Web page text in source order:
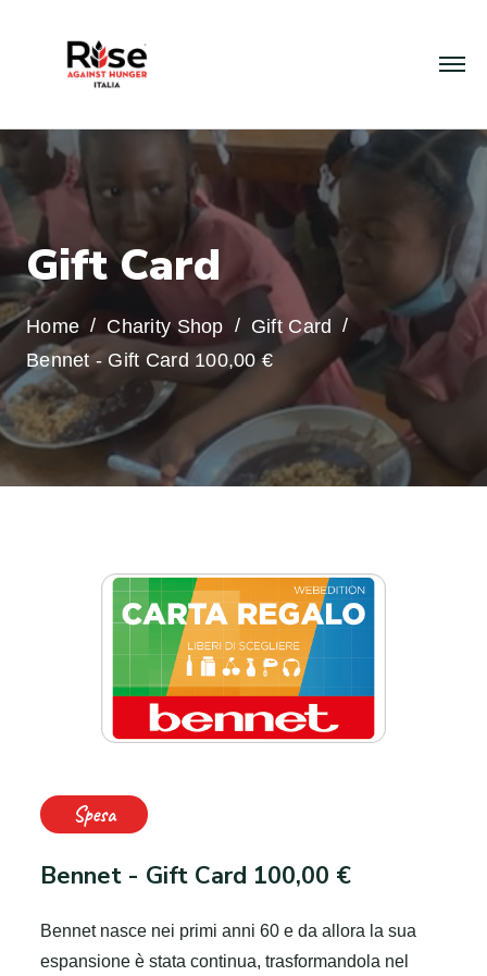
Gift Card
Home Charity Shop
Gift Card
Bennet - Gift Card 100,00 €
Spesa
Bennet - Gift Card 100,00 €
Bennet nasce nei primi anni 60 e da allora la sua
espansione è stata continua, trasformandola nel